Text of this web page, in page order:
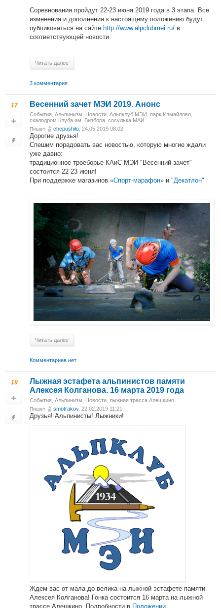
Соревнования пройдут 22-23 июня 2019 года в 3 этапа. Все
изменения и дополнения к настоящему положению будут
публиковаться на сайте http://www.alpclubmei.ru/ в
соответствующей новости.
Читать далее
3 комментария
17 Весенний зачет МЭИ 2019. Анонс
События Альпинизм Новости Альпклуб МЭИ
парк Измайлово,
скалодром Клуба им. Визбора, сосулька МАИ
Пишет chepushilo , 24.05.2019 08:02
Дорогие друзья!
Спешим порадовать вас новостью, которую многие ждали
уже давно:
традиционное троеборье КАиС МЭИ "Весенний зачет"
состоится 22-23 июня!
При поддержке магазинов «Спорт-марафон» и "Декатлон"
Читать далее
Комментариев нет
19
Лыжная эстафета альпинистов памяти
Алексея Колганова. 16 марта 2019 года
События Альпинизм Новости лыжная трасса Алешкино
Пишет smotrakov, 22.02.2019 11:21
Друзья! Альпинисты! Лыжники!
Ждем вас от мала до велика на лыжной эстафете памяти
Алексея Колганова! Гонка состоится 16 марта на лыжной
трассе Алешкино. Подробности в Положении